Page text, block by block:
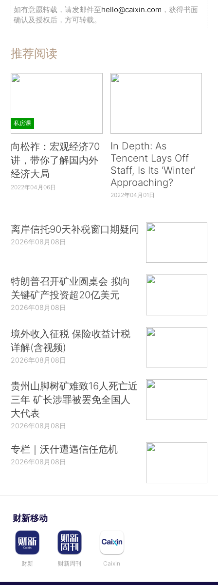
如有意愿转载，请发邮件至hello@caixin.com ，获得书面
确认及授权后，方可转载。
推荐阅读
私房课
向松祚：宏观经济70
讲，带你了解国内外
经济大局
2022年04月06日
In Depth: As
Tencent Lays Off
Staff, Is Its ‘Winter’
Approaching?
2022年04月01日
离岸信托90天补税窗口期疑问
2026年08月08日
特朗普召开矿业圆桌会 拟向
关键矿产投资超20亿美元
2026年08月08日
境外收入征税 保险收益计税
详解(含视频)
2026年08月08日
贵州山脚树矿难致16人死亡近
三年 矿长涉罪被罢免全国人
大代表
2026年08月08日
专栏｜沃什遭遇信任危机
2026年08月08日
财新移动
财新 财新周刊 Caixin